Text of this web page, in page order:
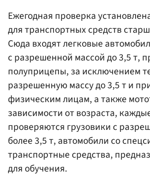
Ежегодная проверка
для транспортных средств
Сюда входят легковые
с разрешенной массой до 3,5 т,
полуприцепы, за исключением
разрешенную массу до 3,5 т и
физическим лицам, а также
зависимости от возраста,
проверяются грузовики с
более 3,5 т, автомобили со
транспортные средства,
для обучения.